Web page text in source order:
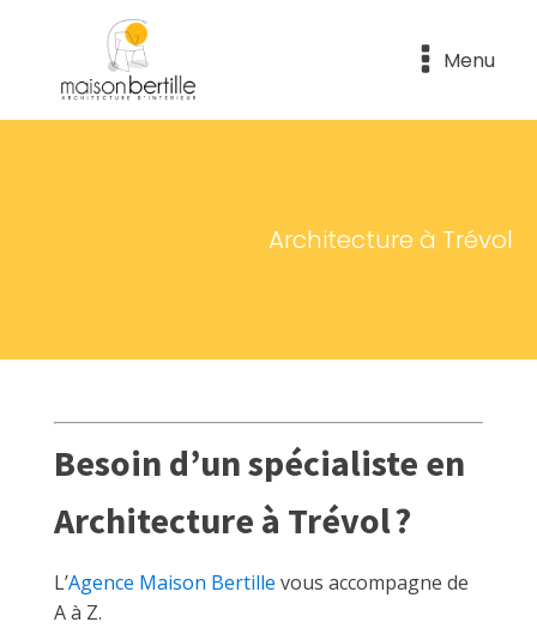
Menu
Architecture à Trévol
Besoin d’un spécialiste en
Architecture à Trévol ?
L’Agence Maison Bertille vous accompagne de
A à Z.